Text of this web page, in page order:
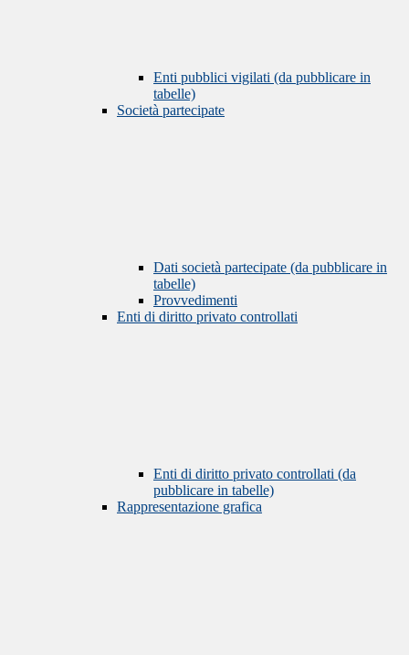
Enti pubblici vigilati (da pubblicare in
tabelle)
Società partecipate
Dati società partecipate (da pubblicare in
tabelle)
Provvedimenti
Enti di diritto privato controllati
Enti di diritto privato controllati (da
pubblicare in tabelle)
Rappresentazione grafica